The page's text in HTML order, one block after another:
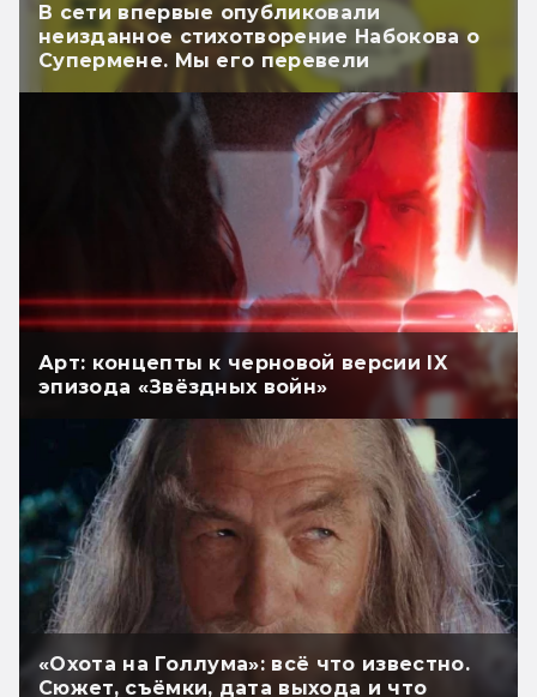
В сети впервые опубликовали
неизданное стихотворение Набокова о
Супермене. Мы его перевели
Арт: концепты к черновой версии IX
эпизода «Звёздных войн»
«Охота на Голлума»: всё что известно.
Сюжет, съёмки, дата выхода и что